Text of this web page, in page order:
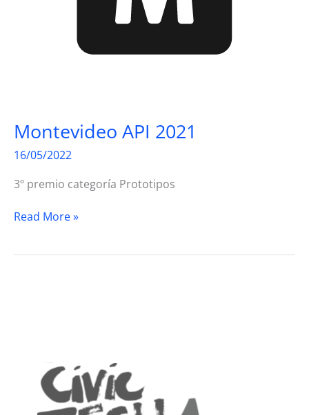
Montevideo API 2021
16/05/2022
3º premio categoría Prototipos
Montevideo
Read More »